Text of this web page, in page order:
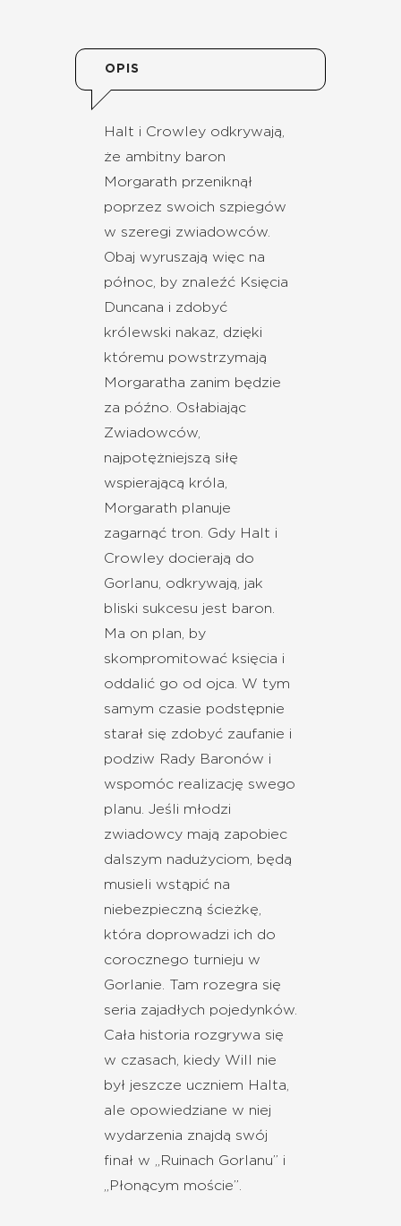
OPIS
Halt i Crowley odkrywają,
że ambitny baron
Morgarath przeniknął
poprzez swoich szpiegów
w szeregi zwiadowców.
Obaj wyruszają więc na
północ, by znaleźć Księcia
Duncana i zdobyć
królewski nakaz, dzięki
któremu powstrzymają
Morgaratha zanim będzie
za późno. Osłabiając
Zwiadowców,
najpotężniejszą siłę
wspierającą króla,
Morgarath planuje
zagarnąć tron. Gdy Halt i
Crowley docierają do
Gorlanu, odkrywają, jak
bliski sukcesu jest baron.
Ma on plan, by
skompromitować księcia i
oddalić go od ojca. W tym
samym czasie podstępnie
starał się zdobyć zaufanie i
podziw Rady Baronów i
wspomóc realizację swego
planu. Jeśli młodzi
zwiadowcy mają zapobiec
dalszym nadużyciom, będą
musieli wstąpić na
niebezpieczną ścieżkę,
która doprowadzi ich do
corocznego turnieju w
Gorlanie. Tam rozegra się
seria zajadłych pojedynków.
Cała historia rozgrywa się
w czasach, kiedy Will nie
był jeszcze uczniem Halta,
ale opowiedziane w niej
wydarzenia znajdą swój
finał w „Ruinach Gorlanu” i
„Płonącym moście”.